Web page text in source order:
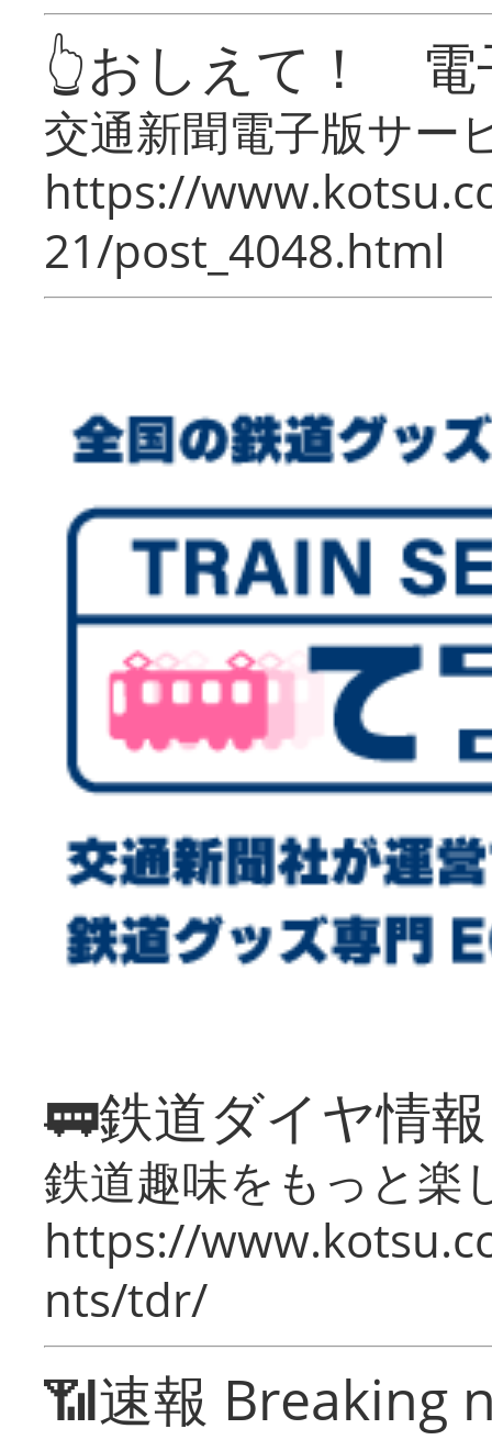
👆おしえて！ 電
交通新聞電子版サー
https://
21/post_4048.html
🚃鉄道ダイヤ情
鉄道趣味をもっと楽
https://
nts/tdr/
📶速報 Breaking